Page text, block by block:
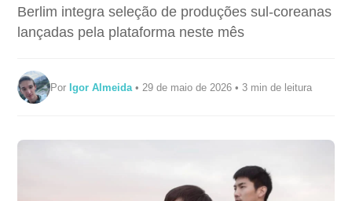
Berlim integra seleção de produções sul-coreanas
lançadas pela plataforma neste mês
PorIgor Almeida • 29 de maio de 2026 • 3 min de leitura